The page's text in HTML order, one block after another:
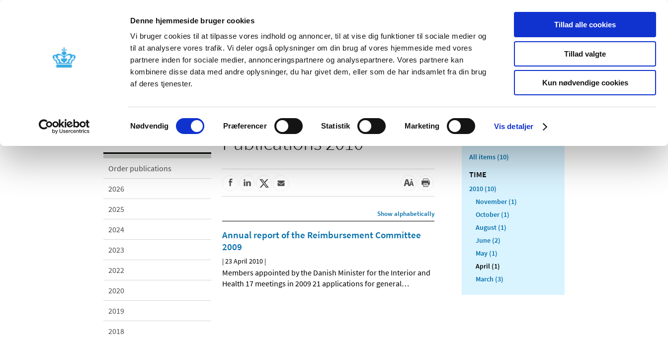
Denne hjemmeside bruger cookies
Vi bruger cookies til at tilpasse vores indhold og annoncer, til at vise dig funktioner til sociale medier og
til at analysere vores trafik. Vi deler også oplysninger om din brug af vores hjemmeside med vores
partnere inden for sociale medier, annonceringspartnere og analysepartnere. Vores partnere kan
kombinere disse data med andre oplysninger, du har givet dem, eller som de har indsamlet fra din brug
af deres tjenester.
Samtykkevalg
Nødvendig Præferencer Statistik Marketing Vis detaljer
Tillad alle cookies
Tillad valgte
Kun nødvendige cookies
News About us Contact us Publications
Licensing and
Side effects and product
information
Reimbursement and
Pharmacies and sale of
Medical
Special product
Order publications
2026
2025
2024
2023
2022
2020
2019
2018
Publications 2010
Show alphabetically
Annual report of the Reimbursement Committee
2009
|23 April 2010 |
Members appointed by the Danish Minister for the Interior and
Health 17 meetings in 2009 21 applications for general…
All items (10)
TIME
2010 (10)
November (1)
October (1)
August (1)
June (2)
May (1)
April (1)
March (3)